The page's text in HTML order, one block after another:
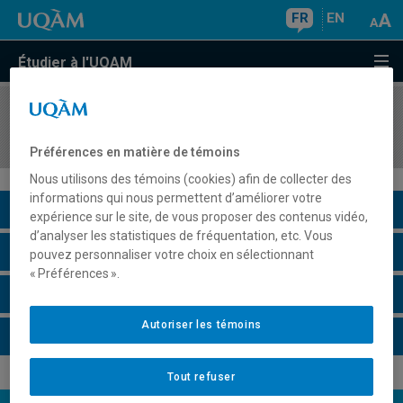
FR EN
Étudier à l'UQAM
COURS//
Description du cours
Horaire - Été 2026
Préférences en matière de témoins
Nous utilisons des témoins (cookies) afin de collecter des
informations qui nous permettent d’améliorer votre
expérience sur le site, de vous proposer des contenus vidéo,
d’analyser les statistiques de fréquentation, etc. Vous
pouvez personnaliser votre choix en sélectionnant
« Préférences ».
Tout refuser
Autoriser les témoins